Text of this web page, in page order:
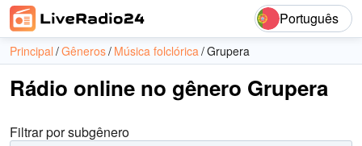
Português
Principal Gêneros Música folclórica Grupera
Rádio online no gênero Grupera
Filtrar por subgênero